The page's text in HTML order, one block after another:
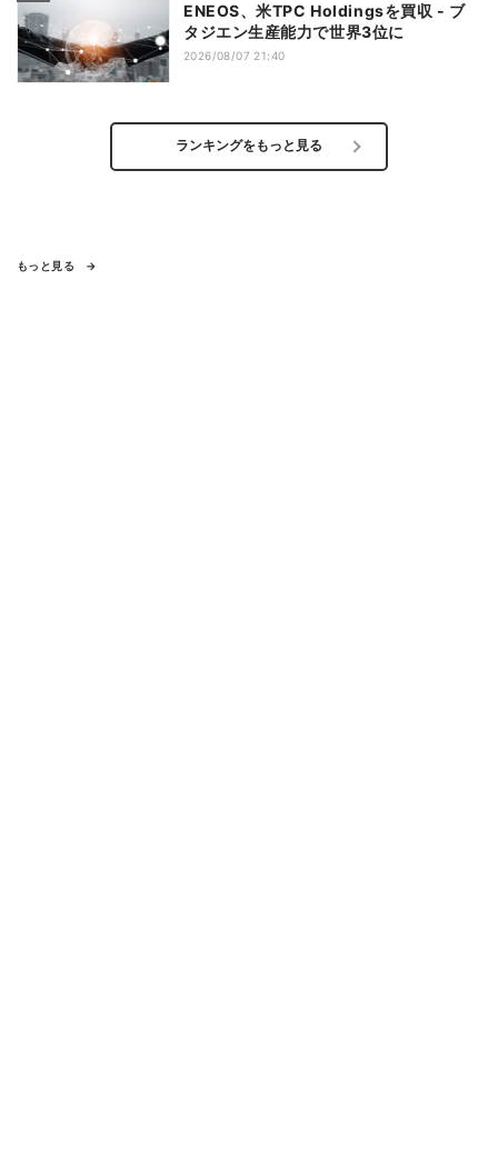
ENEOS、米TPC Holdingsを買収 - ブ
タジエン生産能力で世界3位に
2026/08/07 21:40
ランキングをもっと見る
もっと見る